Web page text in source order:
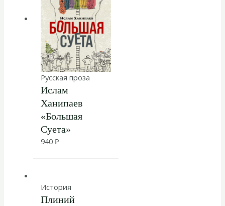
Русская проза
Ислам
Ханипаев
«Большая
Суета»
940 ₽
История
Плиний